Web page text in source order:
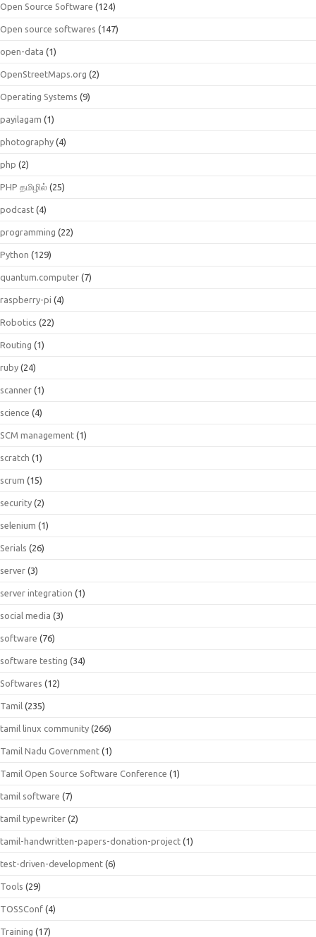
Open Source Software (124)
Open source softwares (147)
open-data (1)
OpenStreetMaps.org (2)
Operating Systems (9)
payilagam (1)
photography (4)
php (2)
PHP தமிழில் (25)
podcast (4)
programming (22)
Python (129)
quantum.computer (7)
raspberry-pi (4)
Robotics (22)
Routing (1)
ruby (24)
scanner (1)
science (4)
SCM management (1)
scratch (1)
scrum (15)
security (2)
selenium (1)
Serials (26)
server (3)
server integration (1)
social media (3)
software (76)
software testing (34)
Softwares (12)
Tamil (235)
tamil linux community (266)
Tamil Nadu Government (1)
Tamil Open Source Software Conference (1)
tamil software (7)
tamil typewriter (2)
tamil-handwritten-papers-donation-project (1)
test-driven-development (6)
Tools (29)
TOSSConf (4)
Training (17)